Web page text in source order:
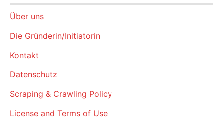
Über uns
Die Gründerin/Initiatorin
Kontakt
Datenschutz
Scraping & Crawling Policy
License and Terms of Use